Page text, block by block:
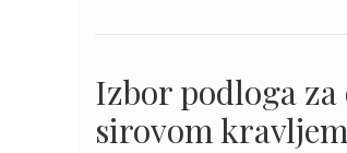
Izbor podloga
sirovom